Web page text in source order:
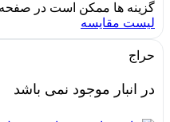
گزینه ها ممکن است در
لیست مقایسه
حراج
در انبار موجود نمی باشد